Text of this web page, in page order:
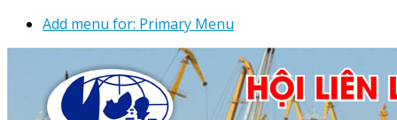
Add menu for: Primary Menu